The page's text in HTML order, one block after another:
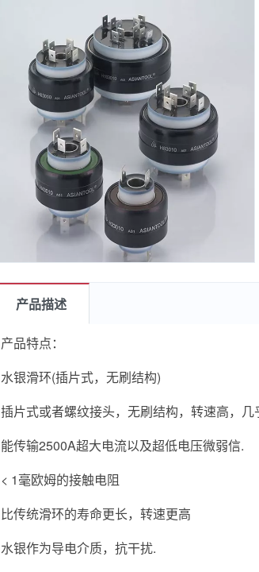
产品描述
产品特点：
水银滑环(插片式，无刷结构)
插片式或者螺纹接头，无刷结构，转速高，几
能传输2500A超大电流以及超低电压微弱信.
< 1毫欧姆的接触电阻
比传统滑环的寿命更长，转速更高
水银作为导电介质，抗干扰.